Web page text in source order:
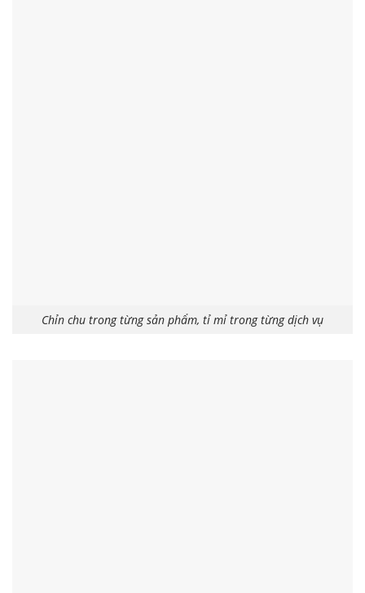
Chỉn chu trong từng sản phẩm, tỉ mỉ trong từng dịch vụ